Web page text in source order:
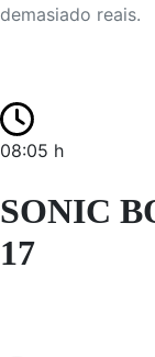
demasiado reais.
08:05 h
SONIC
17